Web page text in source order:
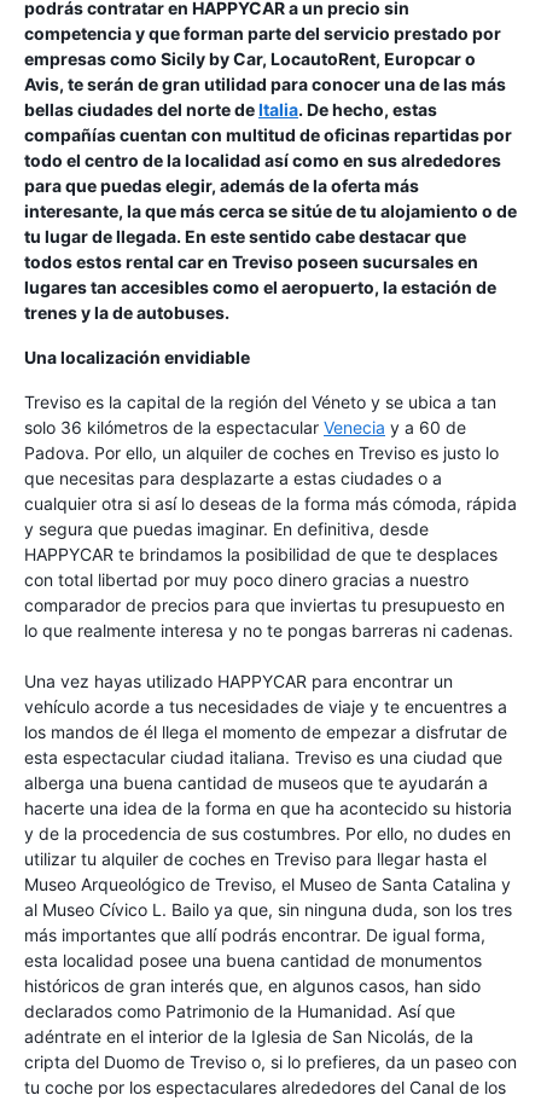
podrás contratar en HAPPYCAR a un precio sin
competencia y que forman parte del servicio prestado por
empresas como Sicily by Car, LocautoRent, Europcar o
Avis, te serán de gran utilidad para conocer una de las más
bellas ciudades del norte deItalia. De hecho, estas
compañías cuentan con multitud de oficinas repartidas por
todo el centro de la localidad así como en sus alrededores
para que puedas elegir, además de la oferta más
interesante, la que más cerca se sitúe de tu alojamiento o de
tu lugar de llegada. En este sentido cabe destacar que
todos estos rental car en Treviso poseen sucursales en
lugares tan accesibles como el aeropuerto, la estación de
trenes y la de autobuses.
Una localización envidiable
Treviso es la capital de la región del Véneto y se ubica a tan
solo 36 kilómetros de la espectacular Venecia y a 60 de
Padova. Por ello, un alquiler de coches en Treviso es justo lo
que necesitas para desplazarte a estas ciudades o a
cualquier otra si así lo deseas de la forma más cómoda, rápida
y segura que puedas imaginar. En definitiva, desde
HAPPYCAR te brindamos la posibilidad de que te desplaces
con total libertad por muy poco dinero gracias a nuestro
comparador de precios para que inviertas tu presupuesto en
lo que realmente interesa y no te pongas barreras ni cadenas.
Una vez hayas utilizado HAPPYCAR para encontrar un
vehículo acorde a tus necesidades de viaje y te encuentres a
los mandos de él llega el momento de empezar a disfrutar de
esta espectacular ciudad italiana. Treviso es una ciudad que
alberga una buena cantidad de museos que te ayudarán a
hacerte una idea de la forma en que ha acontecido su historia
y de la procedencia de sus costumbres. Por ello, no dudes en
utilizar tu alquiler de coches en Treviso para llegar hasta el
Museo Arqueológico de Treviso, el Museo de Santa Catalina y
al Museo Cívico L. Bailo ya que, sin ninguna duda, son los tres
más importantes que allí podrás encontrar. De igual forma,
esta localidad posee una buena cantidad de monumentos
históricos de gran interés que, en algunos casos, han sido
declarados como Patrimonio de la Humanidad. Así que
adéntrate en el interior de la Iglesia de San Nicolás, de la
cripta del Duomo de Treviso o, si lo prefieres, da un paseo con
tu coche por los espectaculares alrededores del Canal de los